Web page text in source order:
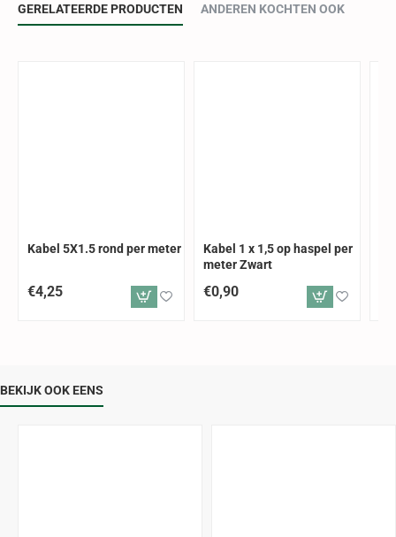
GERELATEERDE PRODUCTEN ANDEREN KOCHTEN OOK
Kabel 5X1.5 rond per meter
€4,25
Kabel 1 x 1,5 op haspel per
meter Zwart
€0,90
BEKIJK OOK EENS